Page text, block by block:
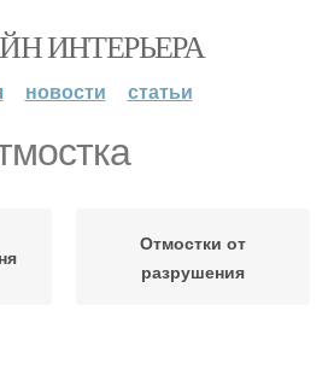
ИНТЕРЬЕРА
новости статьи
Отмостки от
разрушения